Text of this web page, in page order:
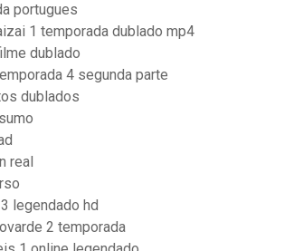
portugues
1 temporada dublado mp4
dublado
4 segunda parte
dublados
real
legendado hd
2 temporada